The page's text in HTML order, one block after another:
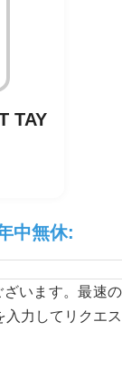
TAY
中無休:
います。最速の
力してリクエス